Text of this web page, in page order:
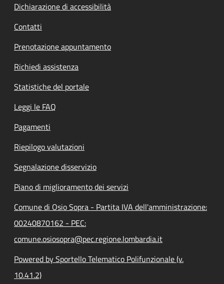
Dichiarazione di accessibilità
Contatti
Prenotazione appuntamento
Richiedi assistenza
Statistiche del portale
Leggi le FAQ
Pagamenti
Riepilogo valutazioni
Segnalazione disservizio
Piano di miglioramento dei servizi
Comune di Osio Sopra - Partita IVA dell'amministrazione:
00240870162 - PEC:
comune.osiosopra@pec.regione.lombardia.it
Powered by Sportello Telematico Polifunzionale (v.
10.41.2)